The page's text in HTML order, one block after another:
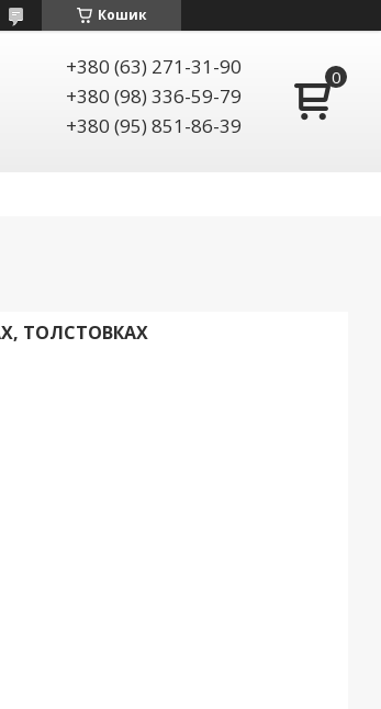
Кошик
+380 (63) 271-31-90
+380 (98) 336-59-79
+380 (95) 851-86-39
ТОЛСТОВКАХ